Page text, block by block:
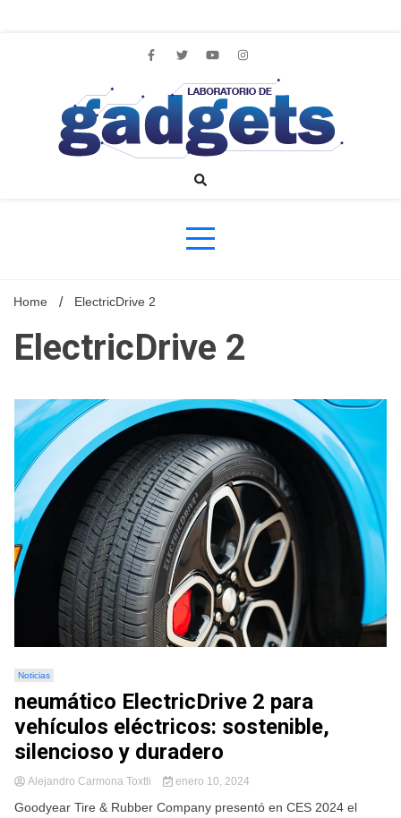
de
Home ElectricDrive 2
ElectricDrive 2
Noticias
neumático ElectricDrive 2 para
vehículos eléctricos: sostenible,
silencioso y duradero
Alejandro Carmona Toxtli enero 10, 2024
Goodyear Tire & Rubber Company presentó en CES 2024 el